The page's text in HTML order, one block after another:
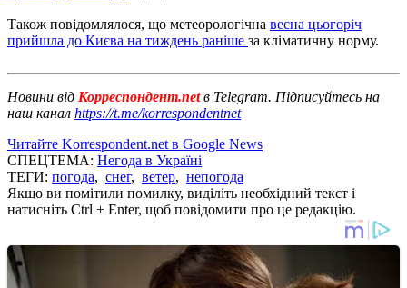
Також повідомлялося, що метеорологічна весна цьогоріч
прийшла до Києва на тиждень раніше за кліматичну норму.
Новини від Корреспондент.netв Telegram. Підписуйтесь на
наш канал https://t.me/korrespondentnet
Читайте Korrespondent.net в Google News
СПЕЦТЕМА: Негода в Україні
ТЕГИ: погода, снег, ветер, непогода
Якщо ви помітили помилку, виділіть необхідний текст і
натисніть Ctrl + Enter, щоб повідомити про це редакцію.